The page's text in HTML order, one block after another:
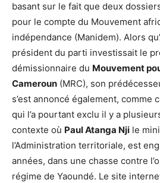
basant sur le fait que deux
pour le compte du Mouvement
indépendance (Manidem). Alors
président du parti investissait le
démissionnaire du Mouvement
Cameroun (MRC), son
s’est annoncé également, comme
qui l’a pourtant exclu il y a
contexte où Paul Atanga Nji le
l’Administration territoriale, est
années, dans une chasse contre
régime de Yaoundé. Le site